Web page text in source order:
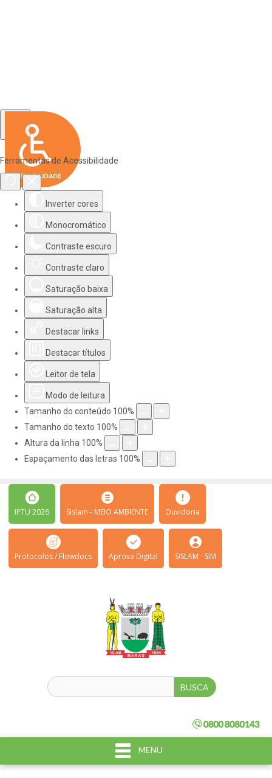
Ferramentas de Acessibilidade
Inverter cores
Monocromático
Contraste escuro
Contraste claro
Saturação baixa
Saturação alta
Destacar links
Destacar títulos
Leitor de tela
Modo de leitura
Tamanho do conteúdo 100%
Tamanho do texto 100%
Altura da linha 100%
Espaçamento das letras 100%
IPTU 2026 Sislam - MEIO AMBIENTE Ouvidoria
Protocolos / Flowdocs Aprova Digital SISLAM - SIM
MENU